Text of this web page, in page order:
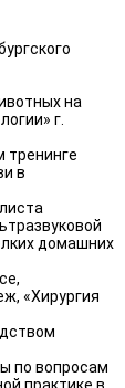
на
г.
тренинге
в
домашних
«Хирургия
по вопросам
практике в